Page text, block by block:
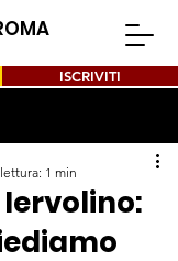
ISCRIVITI
1 min